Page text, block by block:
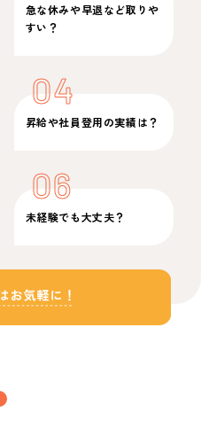
急な休みや早退など取りや
すい？
04
昇給や社員登用の実績は？
06
未経験でも大丈夫？